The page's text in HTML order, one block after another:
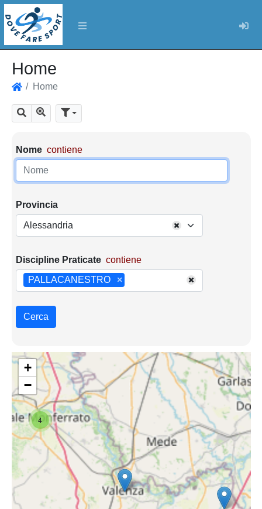
Home
Home
Cerca Mostra tutti i risultati
Parametri di ricerca
Nome contiene
Provincia
Alessandria
Discipline Praticate contiene
×
PALLACANESTRO
Cerca
4
+
−